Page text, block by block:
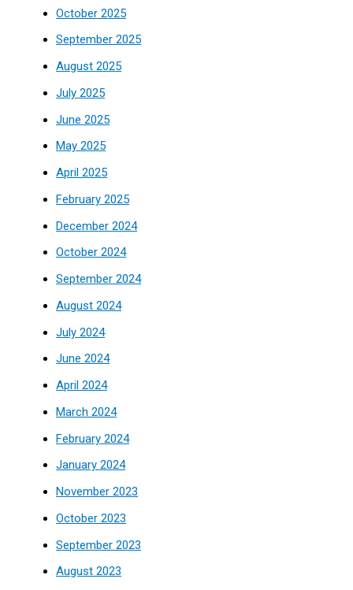
October 2025
September 2025
August 2025
July 2025
June 2025
May 2025
April 2025
February 2025
December 2024
October 2024
September 2024
August 2024
July 2024
June 2024
April 2024
March 2024
February 2024
January 2024
November 2023
October 2023
September 2023
August 2023